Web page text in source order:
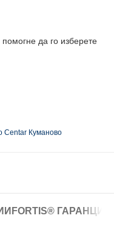
да го изберете
Centar Куманово
FORTIS®